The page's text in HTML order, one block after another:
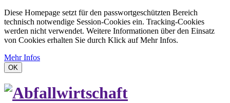
Diese Homepage setzt für den passwortgeschützten Bereich
technisch notwendige Session-Cookies ein. Tracking-Cookies
werden nicht verwendet. Weitere Informationen über den Einsatz
von Cookies erhalten Sie durch Klick auf Mehr Infos.
Mehr Infos
OK